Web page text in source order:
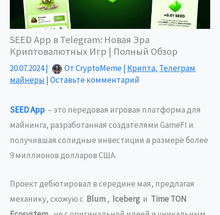
SEED App в Telegram: Новая Эра
Криптовалютных Игр | Полный Обзор
20.07.2024| ОтCryptoMeme| Крипта, Телеграм
майнеры |Оставьте комментарий
SEED App – это передовая игровая платформа для
майнинга, разработанная создателями GameFI и
получившая солидные инвестиции в размере более
9 миллионов долларов США.
Проект дебютировал в середине мая, предлагая
механику, схожую с Blum, Iceberg и Time TON